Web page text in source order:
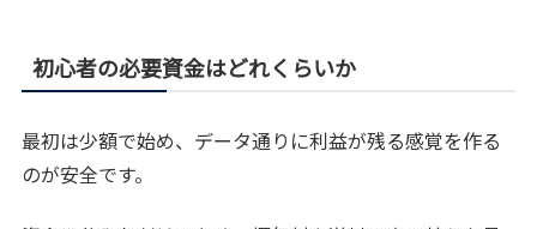
初心者の必要資金はどれくらいか
最初は少額で始め、データ通りに利益が残る感覚を作る
のが安全です。